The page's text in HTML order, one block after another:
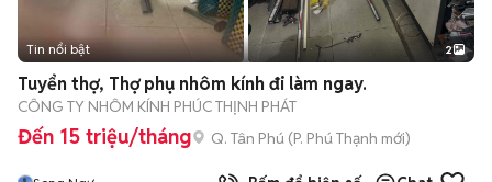
Tin nổi bật 2
Tuyển thợ, Thợ phụ nhôm kính đi làm ngay.
CÔNG TY NHÔM KÍNH PHÚC THỊNH PHÁT
Đến 15 triệu/tháng Q. Tân Phú (P. Phú Thạnh mới)